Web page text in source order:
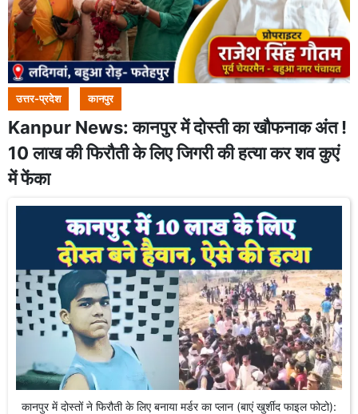
उत्तर-प्रदेश कानपुर
Kanpur News: कानपुर में दोस्ती का खौफनाक अंत !
10 लाख की फिरौती के लिए जिगरी की हत्या कर शव कुएं
में फेंका
कानपुर में दोस्तों ने फिरौती के लिए बनाया मर्डर का प्लान (बाएं खुर्शीद फाइल फोटो):